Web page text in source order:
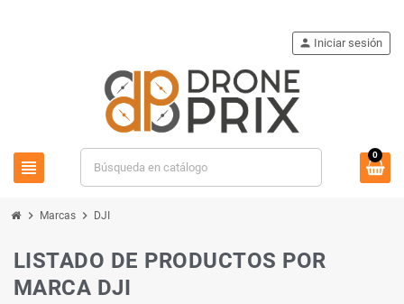
view_headline
person Iniciar sesión
0
chevron_right Marcas chevron_right DJI
LISTADO DE PRODUCTOS POR
MARCA DJI